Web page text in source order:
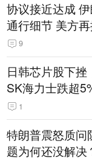
协议接近达成
通行细节 美方再
9
日韩芯片股下挫
SK海力士跌超
遭遇业绩杀
1
特朗普震怒质问
题为何还没解决